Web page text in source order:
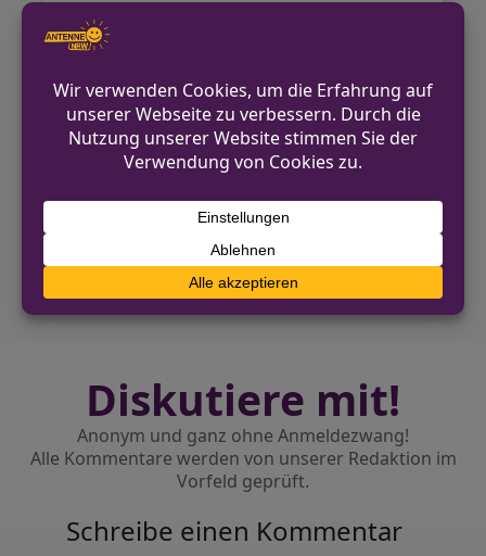
Die Täter konnten unerkannt
entkommen. Die Polizei hat die
VORHERIGER BEITRAG
NÄCHSTER BEITRAG
Rheinberg: Polizei sucht Zeugen nach
Einbruch in Discounter
Diskutiere mit!
Anonym und ganz ohne Anmeldezwang!
Alle Kommentare werden von unserer Redaktion im
Vorfeld geprüft.
Schreibe einen Kommentar